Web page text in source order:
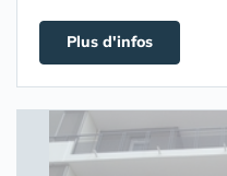
Plus d'infos